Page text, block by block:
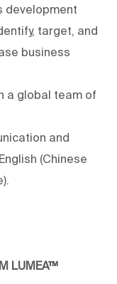
development
target, and
business
a global team of
and
(Chinese
LUMEA™